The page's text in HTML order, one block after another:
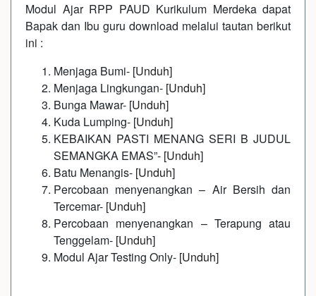
Modul Ajar RPP PAUD Kurikulum Merdeka dapat
Bapak dan Ibu guru download melalui tautan berikut
ini :
Menjaga Bumi- [Unduh]
Menjaga Lingkungan- [Unduh]
Bunga Mawar- [Unduh]
Kuda Lumping- [Unduh]
KEBAIKAN PASTI MENANG SERI B JUDUL
SEMANGKA EMAS”- [Unduh]
Batu Menangis- [Unduh]
Percobaan menyenangkan – Air Bersih dan
Tercemar- [Unduh]
Percobaan menyenangkan – Terapung atau
Tenggelam- [Unduh]
Modul Ajar Testing Only- [Unduh]